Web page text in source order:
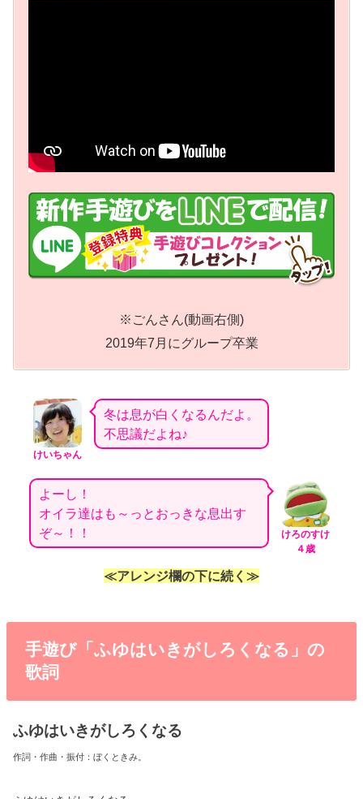
※ごんさん(動画右側)
2019年7月にグループ卒業
けいちゃん
冬は息が白くなるんだよ。
不思議だよね♪
けろのすけ
４歳
よーし！
オイラ達はも～っとおっきな息出す
ぞ～！！
≪アレンジ欄の下に続く≫
手遊び「ふゆはいきがしろくなる」の
歌詞
ふゆはいきがしろくなる
作詞・作曲・振付：ぼくときみ。